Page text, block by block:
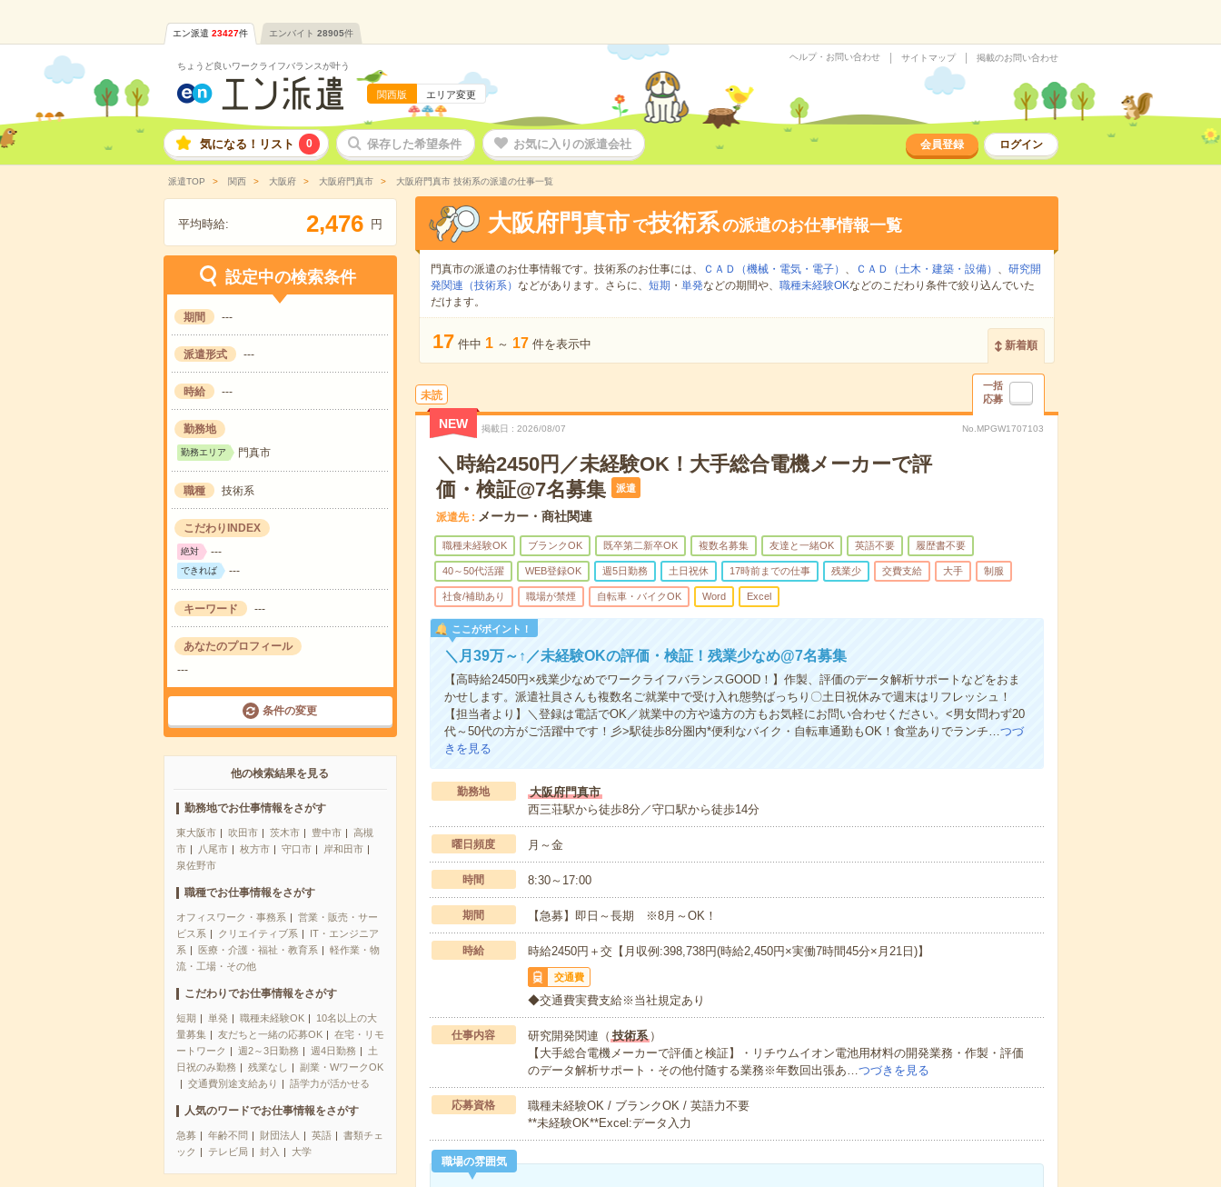
エン派遣 23427件 エンバイト 28905件
ちょうど良いワークライフバランスが叶う
関西版 エリア変更
ヘルプ・お問い合わせ サイトマップ 掲載のお問い合わせ
気になる！リスト 0 保存した希望条件 お気に入りの派遣会社 会員登録 ログイン
派遣TOP 関西 大阪府 大阪府門真市 大阪府門真市 技術系の派遣の仕事一覧
平均時給: 2,476 円
設定中の検索条件
期間 ---
派遣形式 ---
時給 ---
勤務地
勤務エリア 門真市
職種 技術系
こだわりINDEX
絶対 ---
できれば ---
キーワード ---
あなたのプロフィール
---
条件の変更
他の検索結果を見る
勤務地でお仕事情報をさがす
東大阪市 吹田市 茨木市 豊中市
高槻
市
八尾市 枚方市 守口市
岸和田市
泉佐野市
職種でお仕事情報をさがす
オフィスワーク・事務系
営業・販売・サー
ビス系
クリエイティブ系
IT・エンジニア
系
医療・介護・福祉・教育系
軽作業・物
流・工場・その他
こだわりでお仕事情報をさがす
短期 単発 職種未経験OK
10名以上の大
量募集
友だちと一緒の応募OK
在宅・リモ
ートワーク
週2～3日勤務 週4日勤務
土
日祝のみ勤務
残業なし
副業・WワークOK
交通費別途支給あり
語学力が活かせる
人気のワードでお仕事情報をさがす
急募 年齢不問 財団法人 英語
書類チェ
ック
テレビ局 封入 大学
大阪府門真市 で技術系の派遣のお仕事情報一覧
門真市の派遣のお仕事情報です。技術系のお仕事には、 ＣＡＤ（機械・電気・電子） 、 ＣＡＤ（土木・建築・設備） 、 研究開
発関連（技術系） などがあります。さらに、 短期 ・ 単発などの期間や、 職種未経験OKなどのこだわり条件で絞り込んでいた
だけます。
17 件中 1 ～ 17 件を表示中 新着順
未読
一括
応募
NEW 掲載日 2026/08/07 No.MPGW1707103
＼時給2450円／未経験OK！大手総合電機メーカーで評
価・検証@7名募集
派遣
派遣先 メーカー・商社関連
職種未経験OK ブランクOK 既卒第二新卒OK 複数名募集 友達と一緒OK 英語不要 履歴書不要
40～50代活躍 WEB登録OK 週5日勤務 土日祝休 17時前までの仕事 残業少 交費支給 大手 制服
社食/補助あり 職場が禁煙 自転車・バイクOK Word Excel
ここがポイント！
＼月39万～↑／未経験OKの評価・検証！残業少なめ@7名募集
【高時給2450円×残業少なめでワークライフバランスGOOD！】作製、評価のデータ解析サポートなどをおま
かせします。派遣社員さんも複数名ご就業中で受け入れ態勢ばっちり〇土日祝休みで週末はリフレッシュ！
【担当者より】＼登録は電話でOK／就業中の方や遠方の方もお気軽にお問い合わせください。<男女問わず20
代～50代の方がご活躍中です！彡>駅徒歩8分圏内*便利なバイク・自転車通勤もOK！食堂ありでランチ…つづ
きを見る
勤務地
大阪府門真市
西三荘駅から徒歩8分／守口駅から徒歩14分
曜日頻度 月～金
時間 8:30～17:00
期間 【急募】即日～長期 ※8月～OK！
時給 時給2450円＋交【月収例:398,738円(時給2,450円×実働7時間45分×月21日)】
交通費
◆交通費実費支給※当社規定あり
仕事内容 研究開発関連（ 技術系）
【大手総合電機メーカーで評価と検証】・リチウムイオン電池用材料の開発業務・作製・評価
のデータ解析サポート・その他付随する業務※年数回出張あ…つづきを見る
応募資格
職種未経験OK / ブランクOK / 英語力不要
**未経験OK**Excel:データ入力
職場の雰囲気